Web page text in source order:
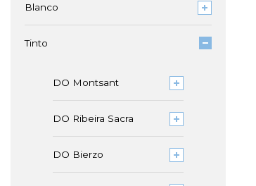
Blanco
Tinto
DO Montsant
DO Ribeira Sacra
DO Bierzo